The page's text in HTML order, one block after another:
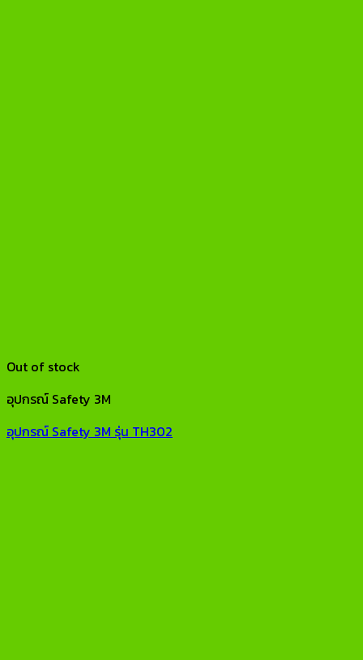
Out of stock
อุปกรณ์ Safety 3M
อุปกรณ์ Safety 3M รุ่น TH302